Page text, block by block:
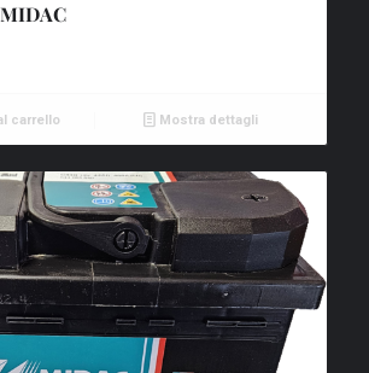
carrello Mostra dettagli